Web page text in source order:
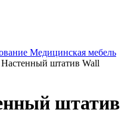
Медицинская мебель
штатив Wall
штатив